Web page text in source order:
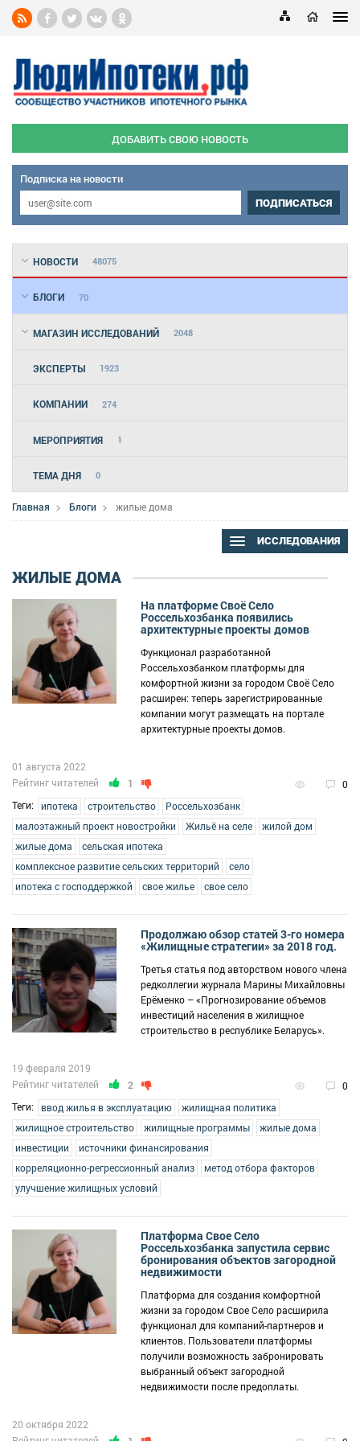
ДОБАВИТЬ СВОЮ НОВОСТЬ
Подписка на новости
ПОДПИСАТЬСЯ
НОВОСТИ 48075
БЛОГИ 70
МАГАЗИН ИССЛЕДОВАНИЙ 2048
ЭКСПЕРТЫ 1923
КОМПАНИИ 274
МЕРОПРИЯТИЯ 1
ТЕМА ДНЯ 0
Главная Блоги жилые дома
ИССЛЕДОВАНИЯ
ЖИЛЫЕ ДОМА
На платформе Своё Село
Россельхозбанка появились
архитектурные проекты домов
Функционал разработанной
Россельхозбанком платформы для
комфортной жизни за городом Своё Село
расширен: теперь зарегистрированные
компании могут размещать на портале
архитектурные проекты домов.
Рейтинг читателей 1 0
01 августа 2022
Теги: ипотека строительство
Россельхозбанк
малоэтажный проект новостройки
Жильё на селе
жилой дом
жилые дома
сельская ипотека
комплексное развитие сельских территорий
село
ипотека с господдержкой
свое жилье свое село
Продолжаю обзор статей 3-го номера
«Жилищные стратегии» за 2018 год.
Третья статья под авторством нового члена
редколлегии журнала Марины Михайловны
Ерёменко – «Прогнозирование объемов
инвестиций населения в жилищное
строительство в республике Беларусь».
Рейтинг читателей 2 0
19 февраля 2019
Теги: ввод жилья в эксплуатацию
жилищная политика
жилищное строительство
жилищные программы
жилые дома
инвестиции
источники финансирования
корреляционно-регрессионный анализ
метод отбора факторов
улучшение жилищных условий
Платформа Свое Село
Россельхозбанка запустила сервис
бронирования объектов загородной
недвижимости
Платформа для создания комфортной
жизни за городом Свое Село расширила
функционал для компаний-партнеров и
клиентов. Пользователи платформы
получили возможность забронировать
выбранный объект загородной
недвижимости после предоплаты.
20 октября 2022